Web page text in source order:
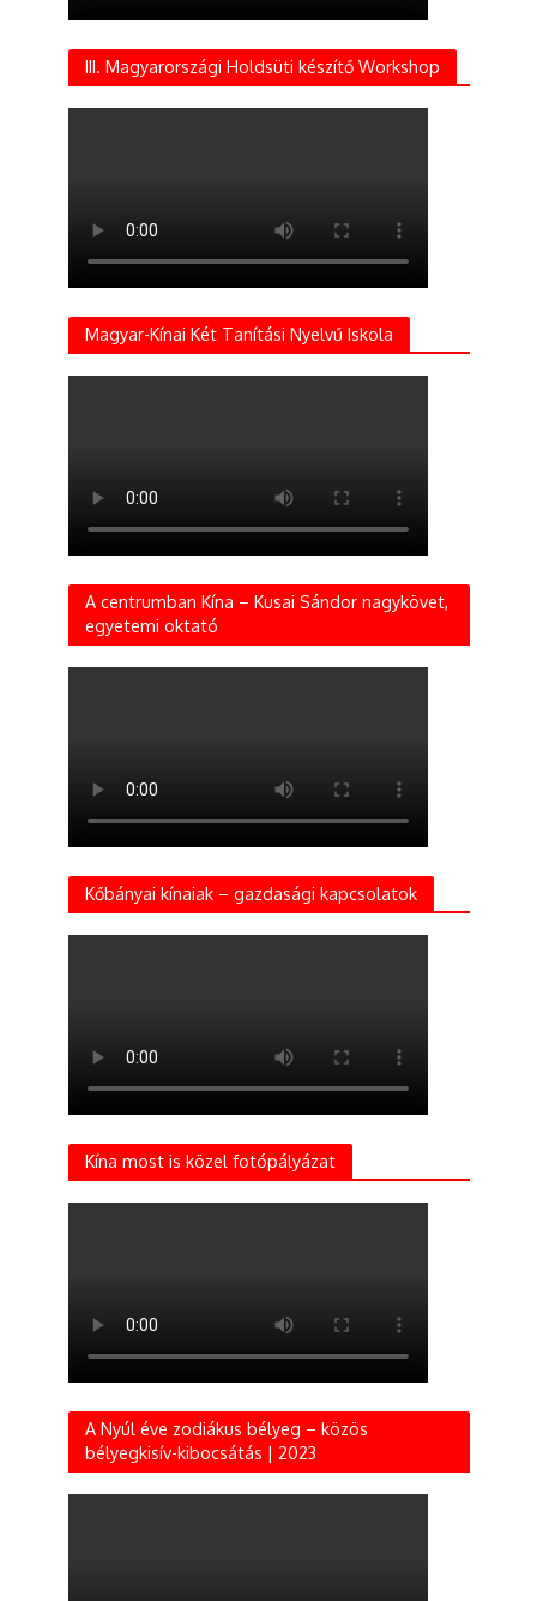
III. Magyarországi Holdsüti készítő Workshop
Magyar-Kínai Két Tanítási Nyelvű Iskola
A centrumban Kína – Kusai Sándor nagykövet,
egyetemi oktató
Kőbányai kínaiak – gazdasági kapcsolatok
Kína most is közel fotópályázat
A Nyúl éve zodiákus bélyeg – közös
bélyegkisív-kibocsátás | 2023